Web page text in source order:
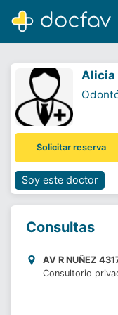
Alicia
Solicitar reserva
Soy este doctor
Consultas
AV R NUÑEZ
Consultorio